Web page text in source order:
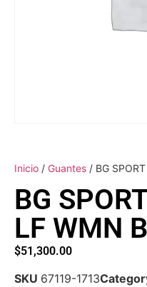
Inicio / Guantes / BG
BG
LF WMN
$51,300.00
SKU 67119-1713